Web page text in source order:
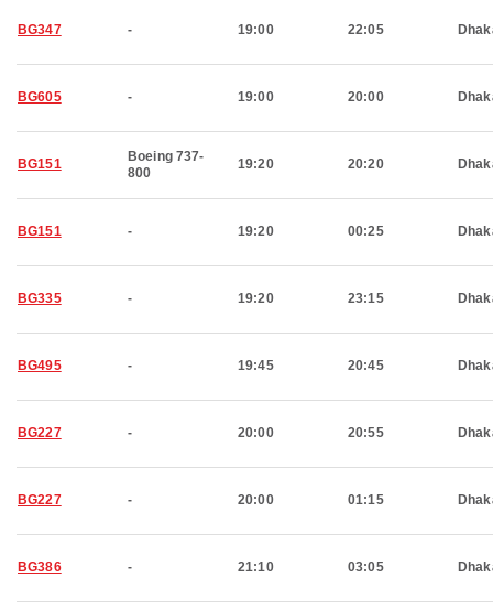
BG347 - 19:00 22:05
BG605 - 19:00 20:00
BG151
Boeing 737-
800
19:20 20:20
BG151 - 19:20 00:25
BG335 - 19:20 23:15
BG495 - 19:45 20:45
BG227 - 20:00 20:55
BG227 - 20:00 01:15
BG386 - 21:10 03:05